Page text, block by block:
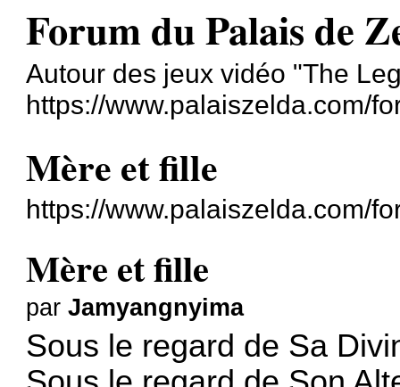
Forum du Palais de
Autour des jeux vidéo "The
https://www.palaiszelda.com/
Mère et fille
https://www.palaiszelda.com/
Mère et fille
parJamyangnyima
Sous le regard de Sa